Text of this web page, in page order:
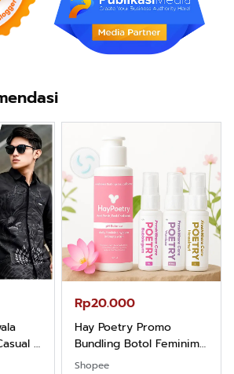
-
Rp20.000
Hay Poetry Promo
Bundling Botol Feminim
Care Perawatan
Shopee